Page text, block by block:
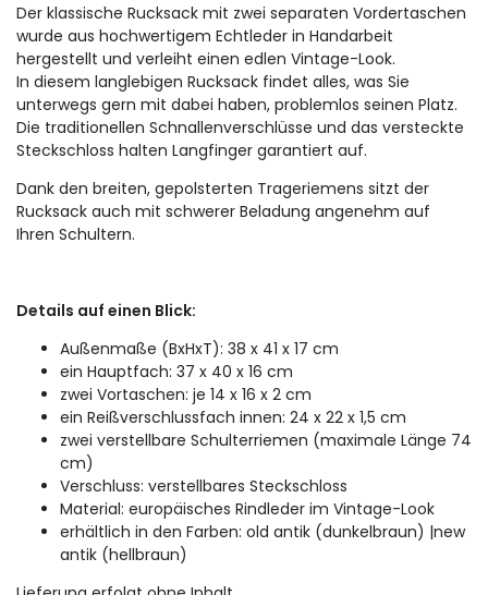
Der klassische Rucksack mit zwei separaten Vordertaschen
wurde aus hochwertigem Echtleder in Handarbeit
hergestellt und verleiht einen edlen Vintage-Look.
In diesem langlebigen Rucksack findet alles, was Sie
unterwegs gern mit dabei haben, problemlos seinen Platz.
Die traditionellen Schnallenverschlüsse und das versteckte
Steckschloss halten Langfinger garantiert auf.
Dank den breiten, gepolsterten Trageriemens sitzt der
Rucksack auch mit schwerer Beladung angenehm auf
Ihren Schultern.
Details auf einen Blick:
Außenmaße (BxHxT): 38 x 41 x 17 cm
ein Hauptfach: 37 x 40 x 16 cm
zwei Vortaschen: je 14 x 16 x 2 cm
ein Reißverschlussfach innen: 24 x 22 x 1,5 cm
zwei verstellbare Schulterriemen (maximale Länge 74
cm)
Verschluss: verstellbares Steckschloss
Material: europäisches Rindleder im Vintage-Look
erhältlich in den Farben: old antik (dunkelbraun) |new
antik (hellbraun)